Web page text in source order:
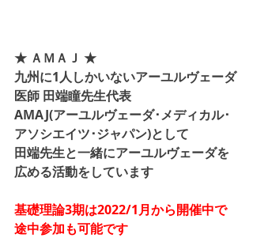
★ ＡＭＡＪ ★
九州に1人しかいないアーユルヴェーダ
医師 田端瞳先生代表
AMAJ(アーユルヴェーダ･メディカル･
アソシエイツ･ジャパン)として
田端先生と一緒にアーユルヴェーダを
広める活動をしています
基礎理論3期は2022/1月から開催中で
途中参加も可能です